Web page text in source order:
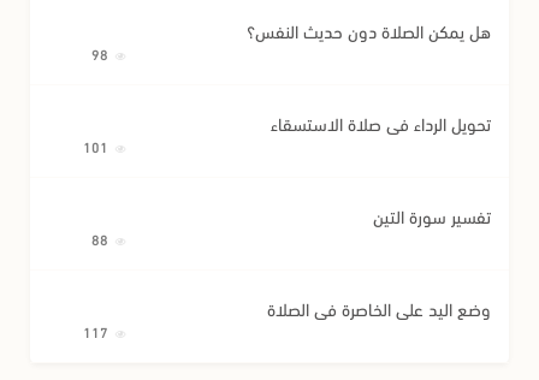
هل يمكن الصلاة دون حديث النفس؟
تحويل الرداء في صلاة الاستسقاء
تفسير سورة التين
وضع اليد على الخاصرة في الصلاة